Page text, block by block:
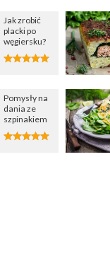
Jak zrobić
placki po
węgiersku?
Pomysły na
dania ze
szpinakiem